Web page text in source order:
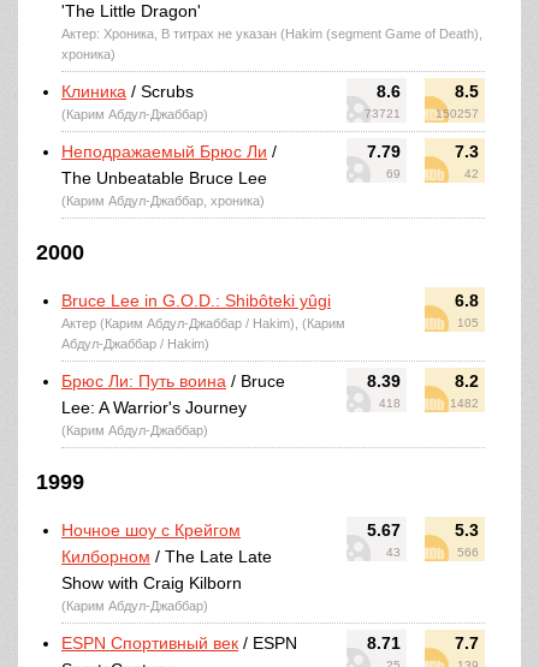
'The Little Dragon'
Актер: Хроника, В титрах не указан (Hakim (segment Game of Death),
хроника)
8.6
73721
8.5
150257
Клиника / Scrubs
(Карим Абдул-Джаббар)
7.79
69
7.3
42
Неподражаемый Брюс Ли /
The Unbeatable Bruce Lee
(Карим Абдул-Джаббар, хроника)
2000
6.8
105
Bruce Lee in G.O.D.: Shibôteki yûgi
Актер (Карим Абдул-Джаббар / Hakim), (Карим
Абдул-Джаббар / Hakim)
8.39
418
8.2
1482
Брюс Ли: Путь воина / Bruce
Lee: A Warrior's Journey
(Карим Абдул-Джаббар)
1999
5.67
43
5.3
566
Ночное шоу с Крейгом
Килборном / The Late Late
Show with Craig Kilborn
(Карим Абдул-Джаббар)
8.71 7.7
ESPN Спортивный век / ESPN